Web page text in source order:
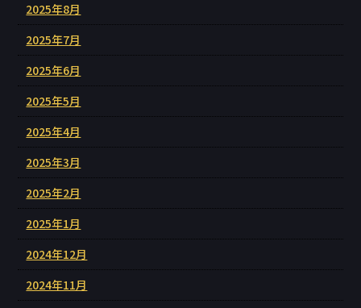
2025年8月
2025年7月
2025年6月
2025年5月
2025年4月
2025年3月
2025年2月
2025年1月
2024年12月
2024年11月